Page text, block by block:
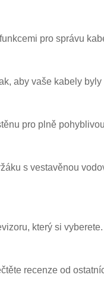
pro správu
aby vaše kabely
pro plně
s vestavěnou
který si
recenze od
Předložit
odeslání
Předložit